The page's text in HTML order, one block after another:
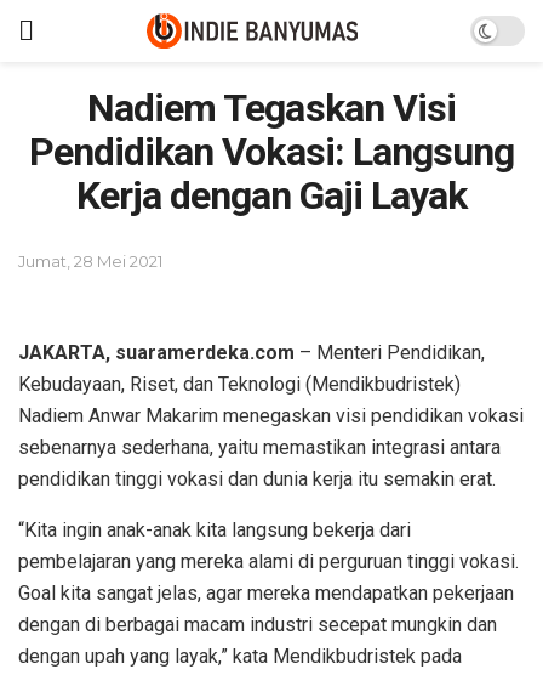
Nadiem Tegaskan Visi
Pendidikan Vokasi: Langsung
Kerja dengan Gaji Layak
Jumat, 28 Mei 2021
JAKARTA, suaramerdeka.com – Menteri Pendidikan,
Kebudayaan, Riset, dan Teknologi (Mendikbudristek)
Nadiem Anwar Makarim menegaskan visi pendidikan vokasi
sebenarnya sederhana, yaitu memastikan integrasi antara
pendidikan tinggi vokasi dan dunia kerja itu semakin erat.
“Kita ingin anak-anak kita langsung bekerja dari
pembelajaran yang mereka alami di perguruan tinggi vokasi.
Goal kita sangat jelas, agar mereka mendapatkan pekerjaan
dengan di berbagai macam industri secepat mungkin dan
dengan upah yang layak,” kata Mendikbudristek pada